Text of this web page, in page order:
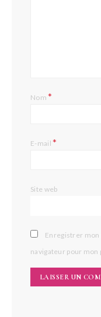
Nom*
E-mail*
Site web
Enregistrer mon
navigateur pour mon